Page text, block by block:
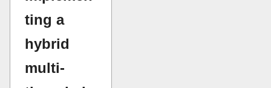
ting a
hybrid
multi-